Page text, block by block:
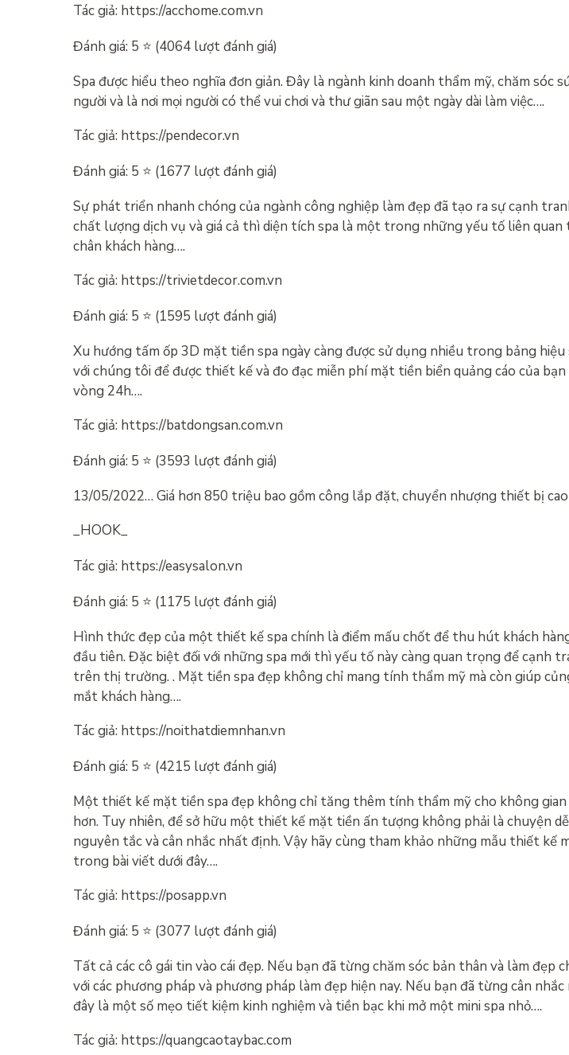
Tác giả: https://acchome.com.vn
Đánh giá: 5 ⭐ (4064 lượt đánh giá)
Spa được hiểu theo nghĩa đơn giản. Đây là ngành kinh doanh thẩm mỹ, chăm sóc
người và là nơi mọi người có thể vui chơi và thư giãn sau một ngày dài làm việc….
Tác giả: https://pendecor.vn
Đánh giá: 5 ⭐ (1677 lượt đánh giá)
Sự phát triển nhanh chóng của ngành công nghiệp làm đẹp đã tạo ra sự cạnh
chất lượng dịch vụ và giá cả thì diện tích spa là một trong những yếu tố liên
chân khách hàng….
Tác giả: https://trivietdecor.com.vn
Đánh giá: 5 ⭐ (1595 lượt đánh giá)
Xu hướng tấm ốp 3D mặt tiền spa ngày càng được sử dụng nhiều trong bảng
với chúng tôi để được thiết kế và đo đạc miễn phí mặt tiền biển quảng cáo của
vòng 24h….
Tác giả: https://batdongsan.com.vn
Đánh giá: 5 ⭐ (3593 lượt đánh giá)
13/05/2022… Giá hơn 850 triệu bao gồm công lắp đặt, chuyển nhượng thiết bị cao
_HOOK_
Tác giả: https://easysalon.vn
Đánh giá: 5 ⭐ (1175 lượt đánh giá)
Hình thức đẹp của một thiết kế spa chính là điểm mấu chốt để thu hút khách
đầu tiên. Đặc biệt đối với những spa mới thì yếu tố này càng quan trọng để cạnh
trên thị trường. . Mặt tiền spa đẹp không chỉ mang tính thẩm mỹ mà còn giúp
mắt khách hàng….
Tác giả: https://noithatdiemnhan.vn
Đánh giá: 5 ⭐ (4215 lượt đánh giá)
Một thiết kế mặt tiền spa đẹp không chỉ tăng thêm tính thẩm mỹ cho không
hơn. Tuy nhiên, để sở hữu một thiết kế mặt tiền ấn tượng không phải là chuyện
nguyên tắc và cân nhắc nhất định. Vậy hãy cùng tham khảo những mẫu thiết kế
trong bài viết dưới đây….
Tác giả: https://posapp.vn
Đánh giá: 5 ⭐ (3077 lượt đánh giá)
Tất cả các cô gái tin vào cái đẹp. Nếu bạn đã từng chăm sóc bản thân và làm đẹp
với các phương pháp và phương pháp làm đẹp hiện nay. Nếu bạn đã từng cân
đây là một số mẹo tiết kiệm kinh nghiệm và tiền bạc khi mở một mini spa nhỏ….
Tác giả: https://quangcaotaybac.com